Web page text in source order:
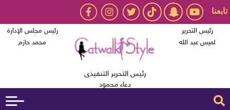
تابعنا
رئيس التحرير
لميس عبد الله
رئيس التحرير التنفيذى
دعاء محمود
رئيس مجلس الإدارة
محمد حازم